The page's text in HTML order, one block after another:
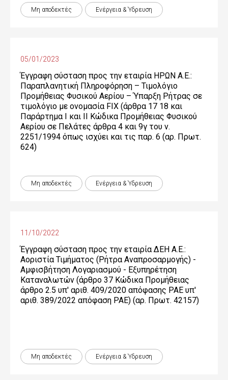
Μη αποδεκτές Ενέργεια & Ύδρευση
05/01/2023
Έγγραφη σύσταση προς την εταιρία ΗΡΩΝ Α.Ε.:
Παραπλανητική Πληροφόρηση – Τιμολόγιο
Προμήθειας Φυσικού Αερίου – Ύπαρξη Ρήτρας σε
τιμολόγιο με ονομασία FIX (άρθρα 17 18 και
Παράρτημα Ι και ΙΙ Κώδικα Προμήθειας Φυσικού
Αερίου σε Πελάτες άρθρα 4 και 9γ του ν.
2251/1994 όπως ισχύει και τις παρ. 6 (αρ. Πρωτ.
624)
Μη αποδεκτές Ενέργεια & Ύδρευση
11/10/2022
Έγγραφη σύσταση προς την εταιρία ΔΕΗ Α.Ε.:
Αοριστία Τιμήματος (Ρήτρα Αναπροσαρμογής) -
Αμφισβήτηση Λογαριασμού - Εξυπηρέτηση
Καταναλωτών (άρθρο 37 Κώδικα Προμήθειας
άρθρο 2.5 υπ' αριθ. 409/2020 απόφασης ΡΑΕ υπ'
αριθ. 389/2022 απόφαση ΡΑΕ) (αρ. Πρωτ. 42157)
Μη αποδεκτές Ενέργεια & Ύδρευση